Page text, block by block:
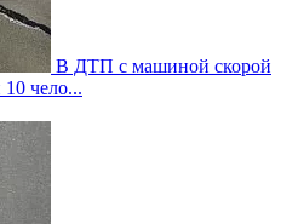
В ДТП с машиной скорой
чело...